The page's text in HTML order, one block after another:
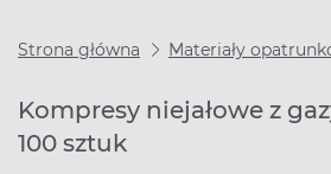
Strona główna Materiały
Kompresy niejałowe z
100 sztuk